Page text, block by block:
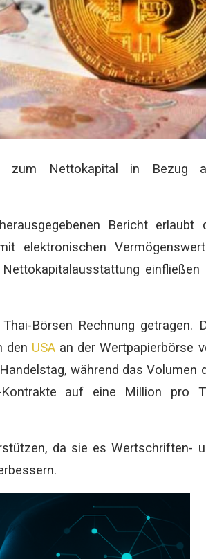
zum Nettokapital in Bezug
Bericht erlaubt
elektronischen
einfließen
Börsen Rechnung getragen.
den USA an der Wertpapierbörse
während das Volumen
Kontrakte auf eine Million pro
da sie es Wertschriften-